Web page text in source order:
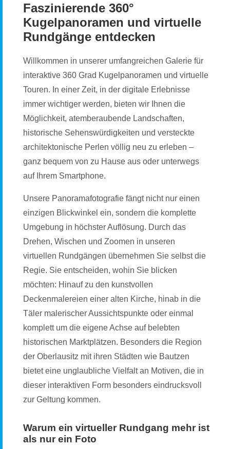
Faszinierende 360°
Kugelpanoramen und virtuelle
Rundgänge entdecken
Willkommen in unserer umfangreichen Galerie für
interaktive 360 Grad Kugelpanoramen und virtuelle
Touren. In einer Zeit, in der digitale Erlebnisse
immer wichtiger werden, bieten wir Ihnen die
Möglichkeit, atemberaubende Landschaften,
historische Sehenswürdigkeiten und versteckte
architektonische Perlen völlig neu zu erleben –
ganz bequem von zu Hause aus oder unterwegs
auf Ihrem Smartphone.
Unsere Panoramafotografie fängt nicht nur einen
einzigen Blickwinkel ein, sondern die komplette
Umgebung in höchster Auflösung. Durch das
Drehen, Wischen und Zoomen in unseren
virtuellen Rundgängen übernehmen Sie selbst die
Regie. Sie entscheiden, wohin Sie blicken
möchten: Hinauf zu den kunstvollen
Deckenmalereien einer alten Kirche, hinab in die
Täler malerischer Aussichtspunkte oder einmal
komplett um die eigene Achse auf belebten
historischen Marktplätzen. Besonders die Region
der Oberlausitz mit ihren Städten wie Bautzen
bietet eine unglaubliche Vielfalt an Motiven, die in
dieser interaktiven Form besonders eindrucksvoll
zur Geltung kommen.
Warum ein virtueller Rundgang mehr ist
als nur ein Foto